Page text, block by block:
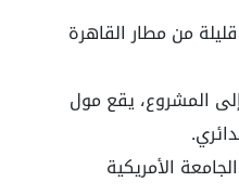
من مطار القاهرة
المشروع، يقع مول
الأمريكية